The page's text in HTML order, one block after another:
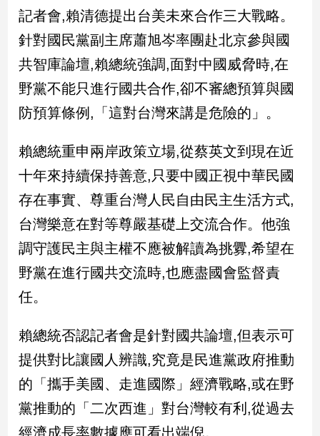
兩
岸/
國
際
會/
地
方
新
冠
病
專
區
南
台
觀
南
台
灣
觀
記者會,賴清德提出台美未來合作三大戰略。
針對國民黨副主席蕭旭岑率團赴北京參與國
共智庫論壇,賴總統強調,面對中國威脅時,在
野黨不能只進行國共合作,卻不審總預算與國
防預算條例,「這對台灣來講是危險的」。
賴總統重申兩岸政策立場,從蔡英文到現在近
十年來持續保持善意,只要中國正視中華民國
存在事實、尊重台灣人民自由民主生活方式,
台灣樂意在對等尊嚴基礎上交流合作。他強
調守護民主與主權不應被解讀為挑釁,希望在
野黨在進行國共交流時,也應盡國會監督責
任。
賴總統否認記者會是針對國共論壇,但表示可
提供對比讓國人辨識,究竟是民進黨政府推動
的「攜手美國、走進國際」經濟戰略,或在野
黨推動的「二次西進」對台灣較有利,從過去
經濟成長率數據應可看出端倪。